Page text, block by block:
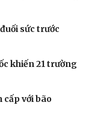
sức trước
khiến 21 trường
với bão